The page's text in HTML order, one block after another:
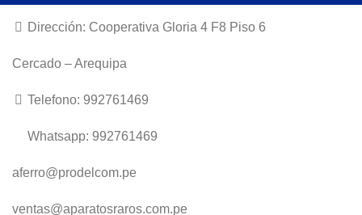
Dirección: Cooperativa Gloria 4 F8 Piso 6
Cercado – Arequipa
Telefono: 992761469
Whatsapp: 992761469
aferro@prodelcom.pe
ventas@aparatosraros.com.pe